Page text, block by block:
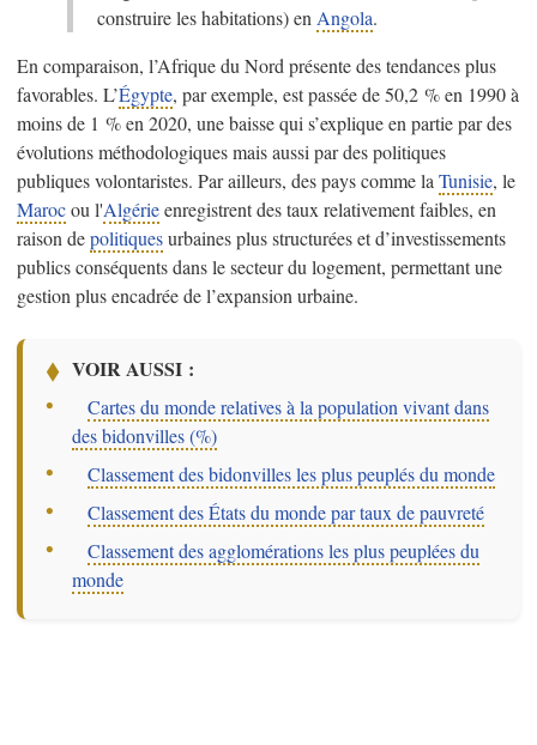
construire les habitations) en Angola.
En comparaison, l’Afrique du Nord présente des tendances plus
favorables. L’Égypte, par exemple, est passée de 50,2 % en 1990 à
moins de 1 % en 2020, une baisse qui s’explique en partie par des
évolutions méthodologiques mais aussi par des politiques
publiques volontaristes. Par ailleurs, des pays comme la Tunisie, le
Marocou l'Algérieenregistrent des taux relativement faibles, en
raison depolitiquesurbaines plus structurées et d’investissements
publics conséquents dans le secteur du logement, permettant une
gestion plus encadrée de l’expansion urbaine.
VOIR AUSSI :
–Cartes du monde relatives à la population vivant dans
des bidonvilles (%)
–Classement des bidonvilles les plus peuplés du monde
–Classement des États du monde par taux de pauvreté
–Classement des agglomérations les plus peuplées du
monde